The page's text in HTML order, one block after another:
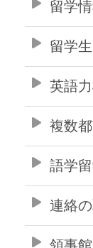
留学
留学
英語
複数
語学
連絡